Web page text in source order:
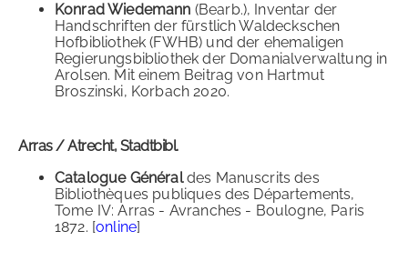
Konrad Wiedemann (Bearb.), Inventar der
Handschriften der fürstlich Waldeckschen
Hofbibliothek (FWHB) und der ehemaligen
Regierungsbibliothek der Domanialverwaltung in
Arolsen. Mit einem Beitrag von Hartmut
Broszinski, Korbach 2020.
Arras / Atrecht, Stadtbibl.
Catalogue Généraldes Manuscrits des
Bibliothèques publiques des Départements,
Tome IV: Arras - Avranches - Boulogne, Paris
1872. [online]